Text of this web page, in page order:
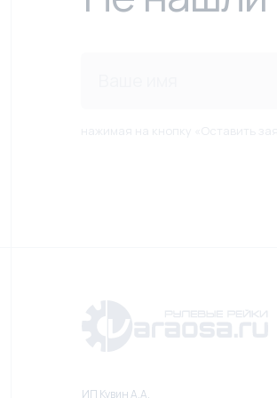
ИП Кувин А.А.